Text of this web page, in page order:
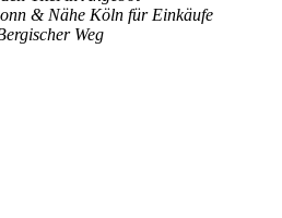
& Nähe Köln für Einkäufe
Weg